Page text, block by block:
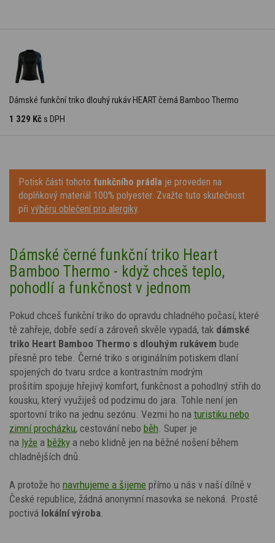
Dámské funkční triko dlouhý rukáv HEART černá Bamboo Thermo
1 329 Kč s DPH
Potisk části tohoto funkčního prádla je proveden na
doplňkový materiál 100% polyester. Zvažte tuto skutečnost
při výběru oblečení pro alergiky.
Dámské černé funkční triko Heart
Bamboo Thermo - když chceš teplo,
pohodlí a funkčnost v jednom
Pokud chceš funkční triko do opravdu chladného počasí, které
tě zahřeje, dobře sedí a zároveň skvěle vypadá, tak dámské
triko Heart Bamboo Thermo s dlouhým rukávem bude
přesně pro tebe. Černé triko s originálním potiskem dlaní
spojených do tvaru srdce a kontrastním modrým
prošitím spojuje hřejivý komfort, funkčnost a pohodlný střih do
kousku, který využiješ od podzimu do jara. Tohle není jen
sportovní triko na jednu sezónu. Vezmi ho na turistiku nebo
zimní procházku, cestování nebo běh . Super je
na lyže a běžky a nebo klidně jen na běžné nošení během
chladnějších dnů.
A protože ho navrhujeme a šijeme přímo u nás v naší dílně v
České republice, žádná anonymní masovka se nekoná. Prostě
poctivá lokální výroba